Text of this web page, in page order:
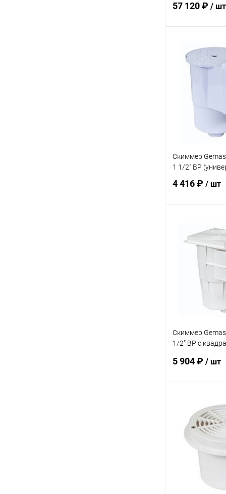
57 120 ₽ / шт
В
В избранное
К сравнению
Скиммер
1 1/2" ВР
4 416 ₽ / шт
В избранное
К сравнению
Скиммер
1/2" ВР с
(04111FW)
5 904 ₽ / шт
В
В избранное
К сравнению